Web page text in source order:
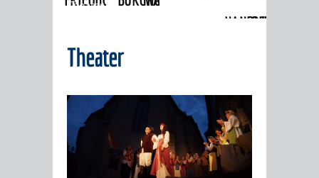
MUSEUM
VERANSTALTUNGEN
KINDER
MUSEUM
INGRID-
WEG
MUNDART-
HANDWERK
DES
AM
Theater
Theater